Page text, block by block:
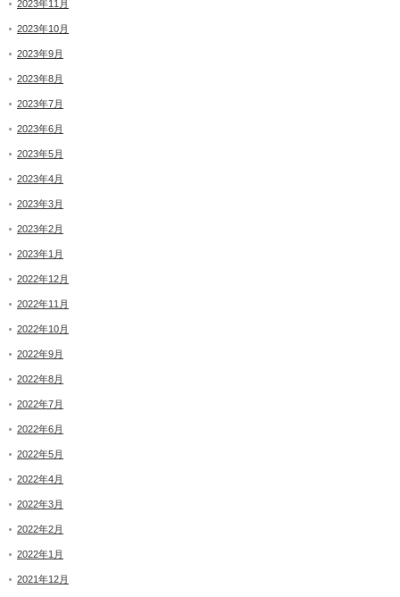
2023年11月
2023年10月
2023年9月
2023年8月
2023年7月
2023年6月
2023年5月
2023年4月
2023年3月
2023年2月
2023年1月
2022年12月
2022年11月
2022年10月
2022年9月
2022年8月
2022年7月
2022年6月
2022年5月
2022年4月
2022年3月
2022年2月
2022年1月
2021年12月